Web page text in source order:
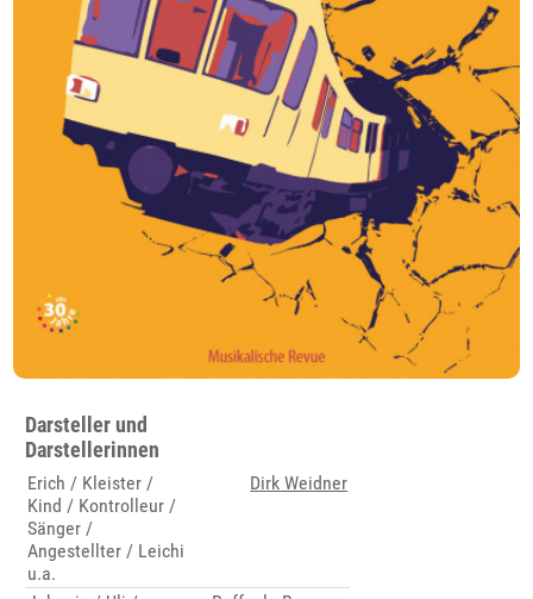
Darsteller und
Darstellerinnen
Erich / Kleister /
Kind / Kontrolleur /
Sänger /
Angestellter / Leichi
u.a.
Dirk Weidner